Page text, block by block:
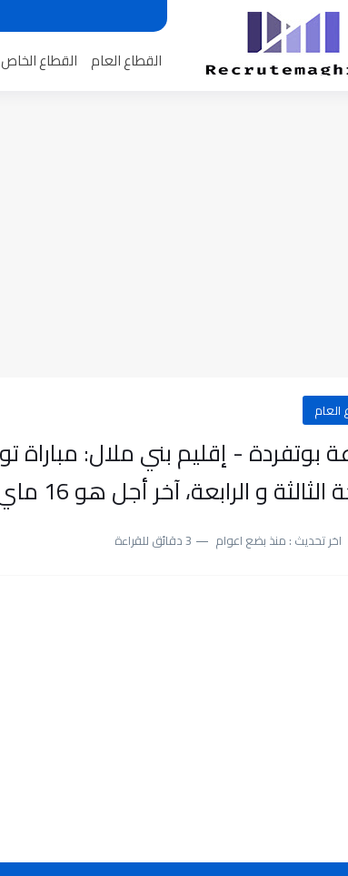
القطاع العام القطاع الخاص
العام
و الرابعة، آخر أجل هو 16 ماي 2022
اخر تحديث : منذ بضع اعوام 3 دقائق للقراءة